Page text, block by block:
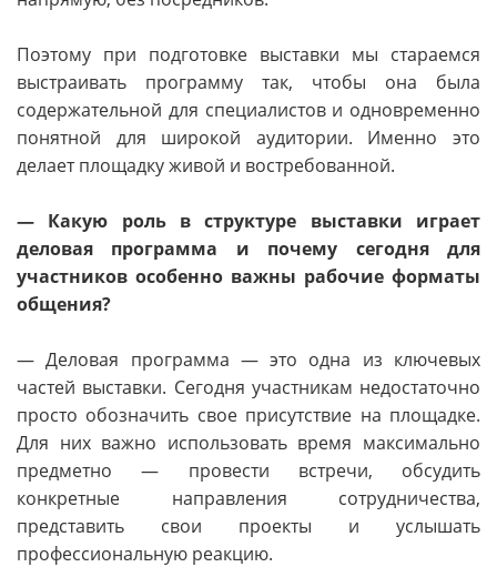
Поэтому при подготовке выставки мы стараемся
выстраивать программу так, чтобы она была
содержательной для специалистов и одновременно
понятной для широкой аудитории. Именно это
делает площадку живой и востребованной.
— Какую роль в структуре выставки играет
деловая программа и почему сегодня для
участников особенно важны рабочие форматы
общения?
— Деловая программа — это одна из ключевых
частей выставки. Сегодня участникам недостаточно
просто обозначить свое присутствие на площадке.
Для них важно использовать время максимально
предметно — провести встречи, обсудить
конкретные направления сотрудничества,
представить свои проекты и услышать
профессиональную реакцию.